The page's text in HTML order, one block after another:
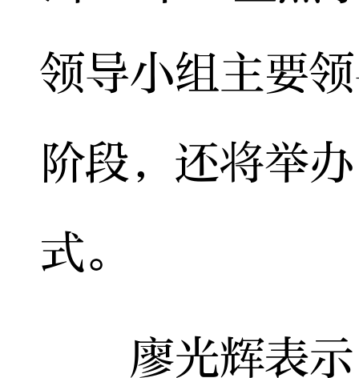
领导小组主要
阶段，还将举
式。
廖光辉表示